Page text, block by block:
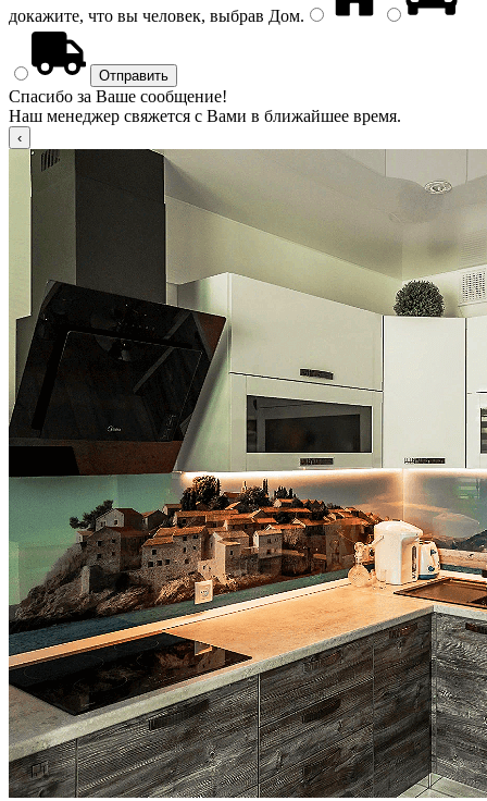
докажите, что вы человек, выбрав Дом.
Спасибо за Ваше сообщение!
Наш менеджер свяжется с Вами в ближайшее время.